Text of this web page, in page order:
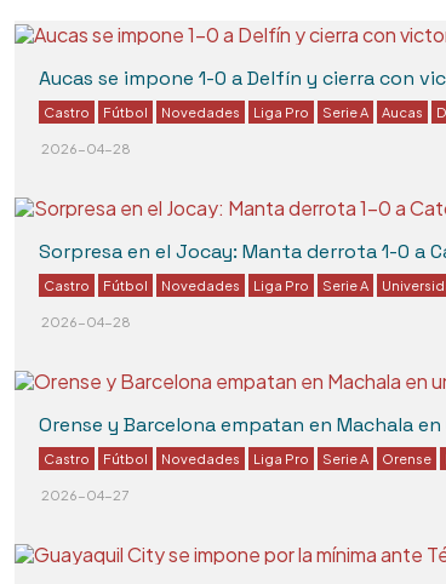
Aucas se impone 1-0 a Delfín y cierra con
Castro Fútbol Novedades Liga Pro Serie A Aucas
2026-04-28
Sorpresa en el Jocay: Manta derrota 1-0 a
Castro Fútbol Novedades Liga Pro Serie A
2026-04-28
Orense y Barcelona empatan en Machala
Castro Fútbol Novedades Liga Pro Serie A Orense
2026-04-27